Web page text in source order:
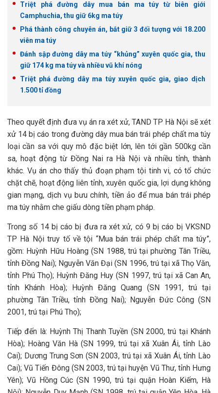
Triệt phá đường dây mua bán ma túy từ biên giới
Camphuchia, thu giữ 6kg ma túy
Phá thành công chuyên án, bắt giữ 3 đối tượng với 18.200
viên ma túy
Đánh sập đường dây ma túy “khủng” xuyên quốc gia, thu
giữ 174 kg ma túy và nhiều vũ khí nóng
Triệt phá đường dây ma túy xuyên quốc gia, giao dịch
1.500 tỉ đồng
Theo quyết định đưa vụ án ra xét xử, TAND TP Hà Nội sẽ xét
xử 14 bị cáo trong đường dây mua bán trái phép chất ma túy
loại cần sa với quy mô đặc biệt lớn, lên tới gần 500kg cần
sa, hoạt động từ Đồng Nai ra Hà Nội và nhiều tỉnh, thành
khác. Vụ án cho thấy thủ đoạn phạm tội tinh vi, có tổ chức
chặt chẽ, hoạt động liên tỉnh, xuyên quốc gia, lợi dụng không
gian mạng, dịch vụ bưu chính, tiền ảo để mua bán trái phép
ma túy nhằm che giấu dòng tiền phạm pháp.
Trong số 14 bị cáo bị đưa ra xét xử, có 9 bị cáo bị VKSND
TP Hà Nội truy tố về tội “Mua bán trái phép chất ma túy”,
gồm: Huỳnh Hữu Hoàng (SN 1988, trú tại phường Tân Triều,
tỉnh Đồng Nai); Nguyễn Văn Đại (SN 1996, trú tại xã Thọ Văn,
tỉnh Phú Thọ); Huỳnh Đăng Huy (SN 1997, trú tại xã Can An,
tỉnh Khánh Hòa); Huỳnh Đăng Quang (SN 1991, trú tại
phường Tân Triều, tỉnh Đồng Nai); Nguyễn Đức Công (SN
2001, trú tại Phú Thọ);
Tiếp đến là: Huỳnh Thị Thanh Tuyền (SN 2000, trú tại Khánh
Hòa); Hoàng Văn Hà (SN 1999, trú tại xã Xuân Ái, tỉnh Lào
Cai); Dương Trung Sơn (SN 2003, trú tại xã Xuân Ái, tỉnh Lào
Cai); Vũ Tiến Đông (SN 2003, trú tại huyện Vũ Thư, tỉnh Hưng
Yên); Vũ Hồng Cúc (SN 1990, trú tại quận Hoàn Kiếm, Hà